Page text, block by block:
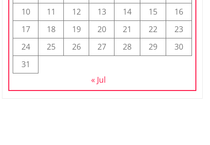
10
11 12 13 14 15
16
17
18 19 20 21 22
23
24
25 26 27 28 29
30
31
« Jul